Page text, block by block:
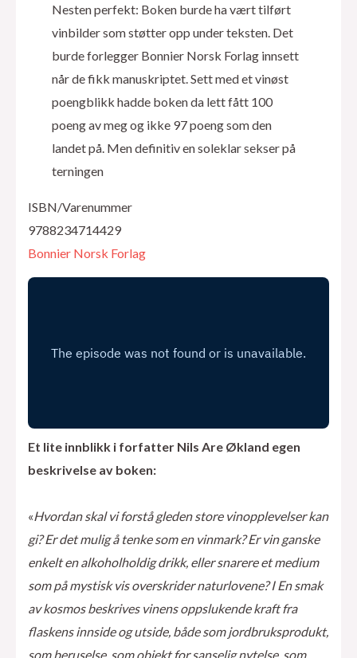
Nesten perfekt: Boken burde ha vært tilført
vinbilder som støtter opp under teksten. Det
burde forlegger Bonnier Norsk Forlag innsett
når de fikk manuskriptet. Sett med et vinøst
poengblikk hadde boken da lett fått 100
poeng av meg og ikke 97 poeng som den
landet på. Men definitiv en soleklar sekser på
terningen
ISBN/Varenummer
9788234714429
Bonnier Norsk Forlag
Et lite innblikk i forfatter Nils Are Økland egen
beskrivelse av boken:
«Hvordan skal vi forstå gleden store vinopplevelser kan
gi? Er det mulig å tenke som en vinmark? Er vin ganske
enkelt en alkoholholdig drikk, eller snarere et medium
som på mystisk vis overskrider naturlovene? I En smak
av kosmos beskrives vinens oppslukende kraft fra
flaskens innside og utside, både som jordbruksprodukt,
som beruselse, som objekt for sanselig nytelse, som